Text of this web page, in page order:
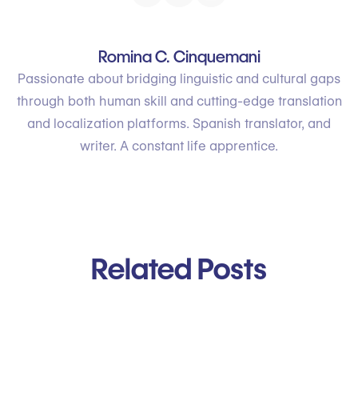
Romina C. Cinquemani
Passionate about bridging linguistic and cultural gaps
through both human skill and cutting-edge translation
and localization platforms. Spanish translator, and
writer. A constant life apprentice.
Related Posts